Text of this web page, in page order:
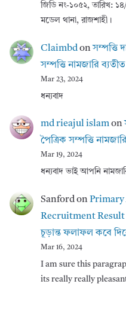
জিডি নং-১০৫২, তারিখ:
মডেল থানা, রাজশাহী।
Claimbdonসম্পত্তি
সম্পত্তি নামজারি
Mar 23, 2024
ধন্যবাদ
md rieajul islamon
পৈত্রিক সম্পত্তি
Mar 19, 2024
ধন্যবাদ ভাই আপনি
SanfordonPrimary
Recruitment Result
চূড়ান্ত ফলাফল কবে
Mar 16, 2024
I am sure this
its really really